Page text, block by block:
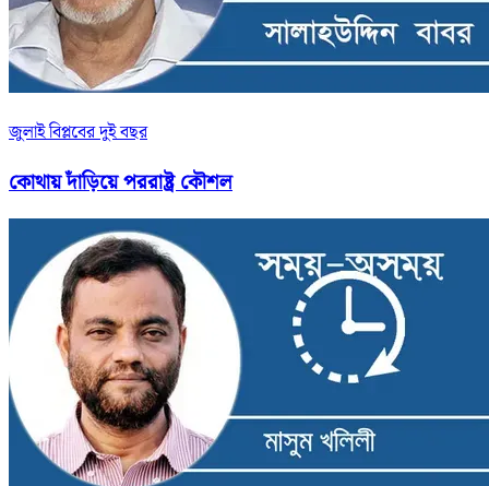
জুলাই বিপ্লবের দুই বছর
কোথায় দাঁড়িয়ে পররাষ্ট্র কৌশল